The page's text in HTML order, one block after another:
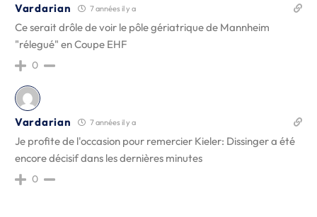
Vardarian 7 années il y a
Ce serait drôle de voir le pôle gériatrique de Mannheim
"rélegué" en Coupe EHF
0
Vardarian 7 années il y a
Je profite de l'occasion pour remercier Kieler: Dissinger a été
encore décisif dans les dernières minutes
0